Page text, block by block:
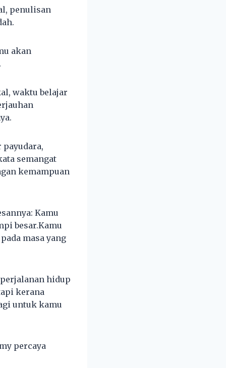
penulisan
akan
waktu belajar
semangat
kemampuan
Kamu
besar.Kamu
masa yang
hidup
kerana
untuk kamu
percaya